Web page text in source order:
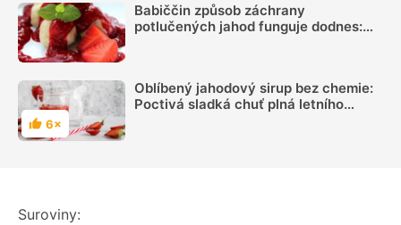
Babiččin způsob záchrany
potlučených jahod funguje dodnes:
Hodnocení
6×
Oblíbený jahodový sirup bez chemie:
Poctivá sladká chuť plná letního
Suroviny: